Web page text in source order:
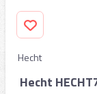
Hecht
Hecht